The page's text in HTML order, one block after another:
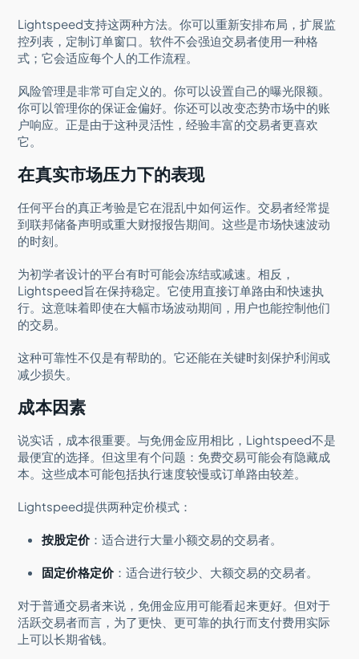
Lightspeed支持这两种方法。你可以重新安排布局，扩展监
控列表，定制订单窗口。软件不会强迫交易者使用一种格
式；它会适应每个人的工作流程。
风险管理是非常可自定义的。你可以设置自己的曝光限额。
你可以管理你的保证金偏好。你还可以改变态势市场中的账
户响应。正是由于这种灵活性，经验丰富的交易者更喜欢
它。
在真实市场压力下的表现
任何平台的真正考验是它在混乱中如何运作。交易者经常提
到联邦储备声明或重大财报报告期间。这些是市场快速波动
的时刻。
为初学者设计的平台有时可能会冻结或减速。相反，
Lightspeed旨在保持稳定。它使用直接订单路由和快速执
行。这意味着即使在大幅市场波动期间，用户也能控制他们
的交易。
这种可靠性不仅是有帮助的。它还能在关键时刻保护利润或
减少损失。
成本因素
说实话，成本很重要。与免佣金应用相比，Lightspeed不是
最便宜的选择。但这里有个问题：免费交易可能会有隐藏成
本。这些成本可能包括执行速度较慢或订单路由较差。
Lightspeed提供两种定价模式：
按股定价：适合进行大量小额交易的交易者。
固定价格定价：适合进行较少、大额交易的交易者。
对于普通交易者来说，免佣金应用可能看起来更好。但对于
活跃交易者而言，为了更快、更可靠的执行而支付费用实际
上可以长期省钱。